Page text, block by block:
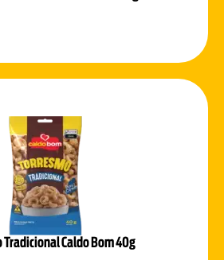
Tradicional Caldo Bom 40g